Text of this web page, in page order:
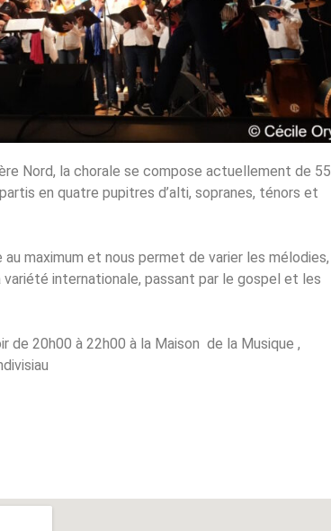
Nord, la chorale se compose actuellement de 55
en quatre pupitres d’alti, sopranes, ténors et
maximum et nous permet de varier les mélodies,
internationale, passant par le gospel et les
de 20h00 à 22h00 à la Maison de la Musique ,